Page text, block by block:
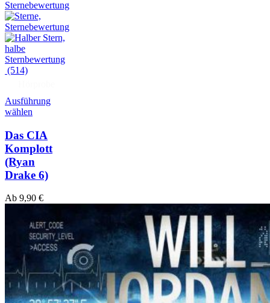
(514)
Ausführung
wählen
Das CIA
Komplott
(Ryan
Drake 6)
Ab 9,90 €